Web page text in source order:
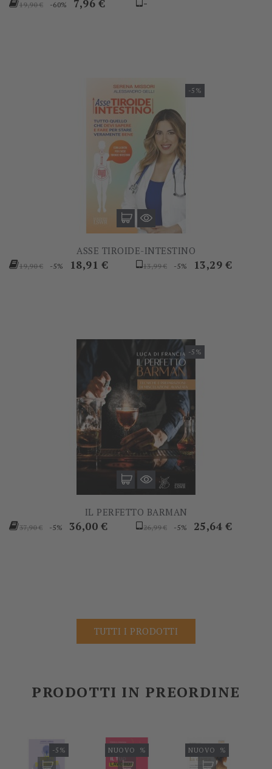
19,90 € -60% 7,96 € -
-5%
ASSE TIROIDE-INTESTINO
Prezzo
19,90 € -5% Prezzo
18,91 €
Prezzo
13,99 € -5% Prezzo
13,29 €
-5%
IL PERFETTO BARMAN
Prezzo
37,90 € -5% Prezzo
36,00 €
Prezzo
26,99 € -5% Prezzo
25,64 €
TUTTI I PRODOTTI
PRODOTTI IN PREORDINE
-5% -5%
NUOVO -5%
NUOVO